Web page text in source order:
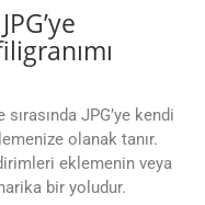
JPG’ye kendi
olanak tanır.
eklemenin veya
bir yoludur.